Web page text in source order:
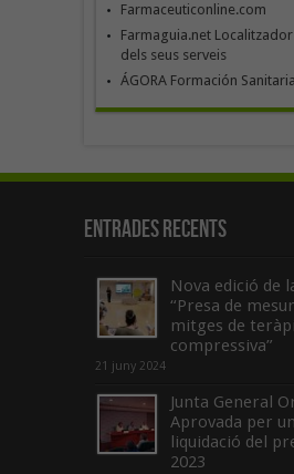
Farmaceuticonline.com
Farmaguia.net
dels seus serveis
ÁGORA Formación
Entrades recents
Nova edició de
“Presa de
mitges de
compressiva”
21 juny 2024
Junta General
Aprovada per
liquidació del
2023